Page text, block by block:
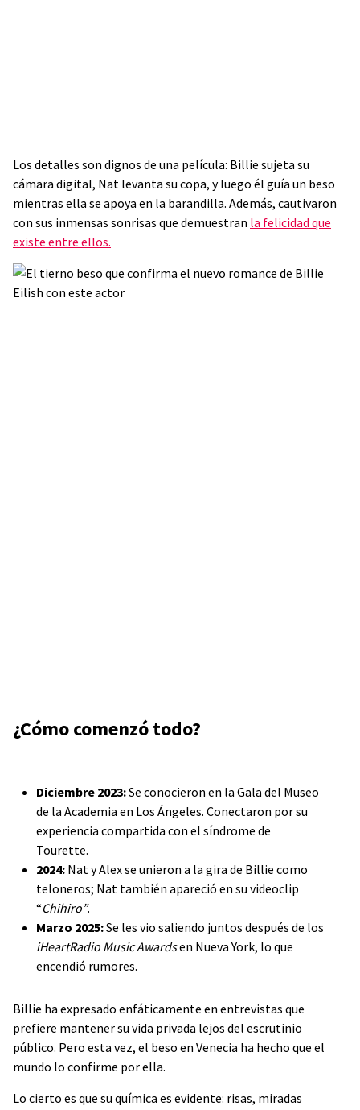
Los detalles son dignos de una película: Billie sujeta su
cámara digital, Nat levanta su copa, y luego él guía un beso
mientras ella se apoya en la barandilla. Además, cautivaron
con sus inmensas sonrisas que demuestran la felicidad que
existe entre ellos.
¿Cómo comenzó todo?
Diciembre 2023:Se conocieron en la Gala del Museo
de la Academia en Los Ángeles. Conectaron por su
experiencia compartida con el síndrome de
Tourette.
2024:Nat y Alex se unieron a la gira de Billie como
teloneros; Nat también apareció en su videoclip
“Chihiro”.
Marzo 2025:Se les vio saliendo juntos después de los
iHeartRadio Music Awardsen Nueva York, lo que
encendió rumores.
Billie ha expresado enfáticamente en entrevistas que
prefiere mantener su vida privada lejos del escrutinio
público. Pero esta vez, el beso en Venecia ha hecho que el
mundo lo confirme por ella.
Lo cierto es que su química es evidente: risas, miradas